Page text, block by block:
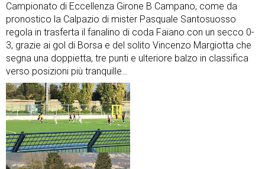
Campionato di Eccellenza Girone B Campano, come da
pronostico la Calpazio di mister Pasquale Santosuosso
regola in trasferta il fanalino di coda Faiano con un secco 0-
3, grazie ai gol di Borsa e del solito Vincenzo Margiotta che
segna una doppietta, tre punti e ulteriore balzo in classifica
verso posizioni più tranquille…